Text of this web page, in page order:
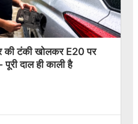
की टंकी खोलकर E20 पर
दाल ही काली है